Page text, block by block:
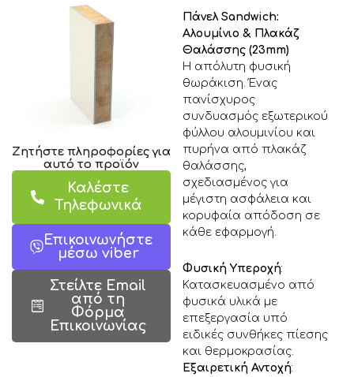
Ζητήστε πληροφορίες για
αυτό το προϊόν
Καλέστε
Τηλεφωνικά
Επικοινωνήστε
μέσω viber
Στείλτε Email
από τη
Φόρμα
Επικοινωνίας
Πάνελ Sandwich:
Αλουμίνιο & Πλακάζ
Θαλάσσης (23mm)
Η απόλυτη φυσική
θωράκιση. Ένας
πανίσχυρος
συνδυασμός εξωτερικού
φύλλου αλουμινίου και
πυρήνα από πλακάζ
θαλάσσης,
σχεδιασμένος για
μέγιστη ασφάλεια και
κορυφαία απόδοση σε
κάθε εφαρμογή.
Φυσική Υπεροχή:
Κατασκευασμένο από
φυσικά υλικά με
επεξεργασία υπό
ειδικές συνθήκες πίεσης
και θερμοκρασίας.
Εξαιρετική Αντοχή: